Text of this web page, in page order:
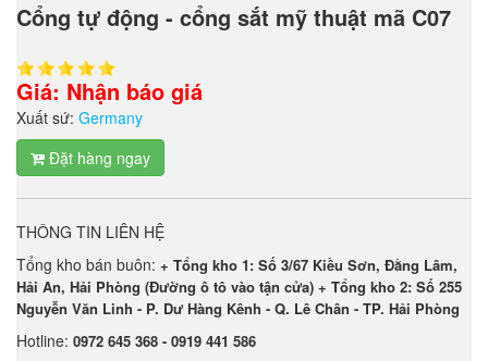
Cổng tự động - cổng sắt mỹ thuật mã C07
Giá: Nhận báo giá
Xuất sứ: Germany
Đặt hàng ngay
THÔNG TIN LIÊN HỆ
Tổng kho bán buôn: + Tổng kho 1: Số 3/67 Kiều Sơn, Đằng Lâm,
Hải An, Hải Phòng (Đường ô tô vào tận cửa) + Tổng kho 2: Số 255
Nguyễn Văn Linh - P. Dư Hàng Kênh - Q. Lê Chân - TP. Hải Phòng
Hotline: 0972 645 368 - 0919 441 586